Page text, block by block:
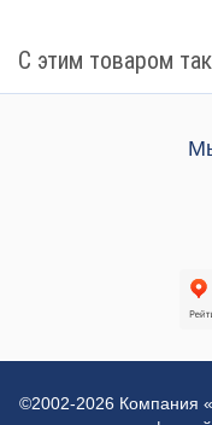
С этим товаром
©2002-2026 Компания